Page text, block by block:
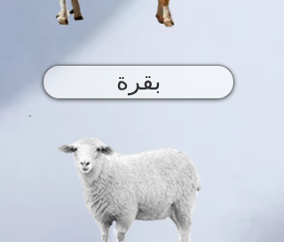
بقرة